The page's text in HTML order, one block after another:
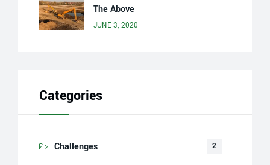
The Above
JUNE 3, 2020
Categories
Challenges 2